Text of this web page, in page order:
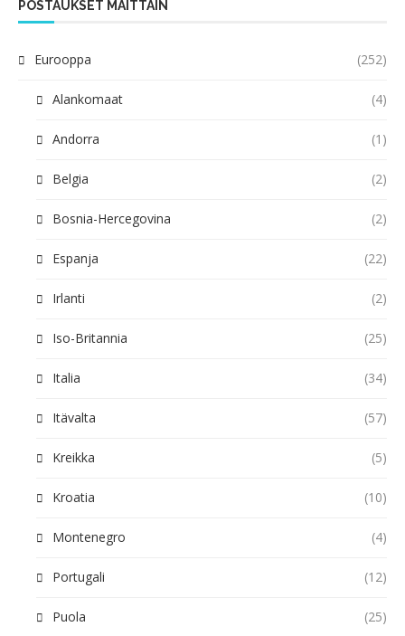
POSTAUKSET MAITTAIN
Eurooppa (252)
Alankomaat (4)
Andorra (1)
Belgia (2)
Bosnia-Hercegovina (2)
Espanja (22)
Irlanti (2)
Iso-Britannia (25)
Italia (34)
Itävalta (57)
Kreikka (5)
Kroatia (10)
Montenegro (4)
Portugali (12)
Puola (25)